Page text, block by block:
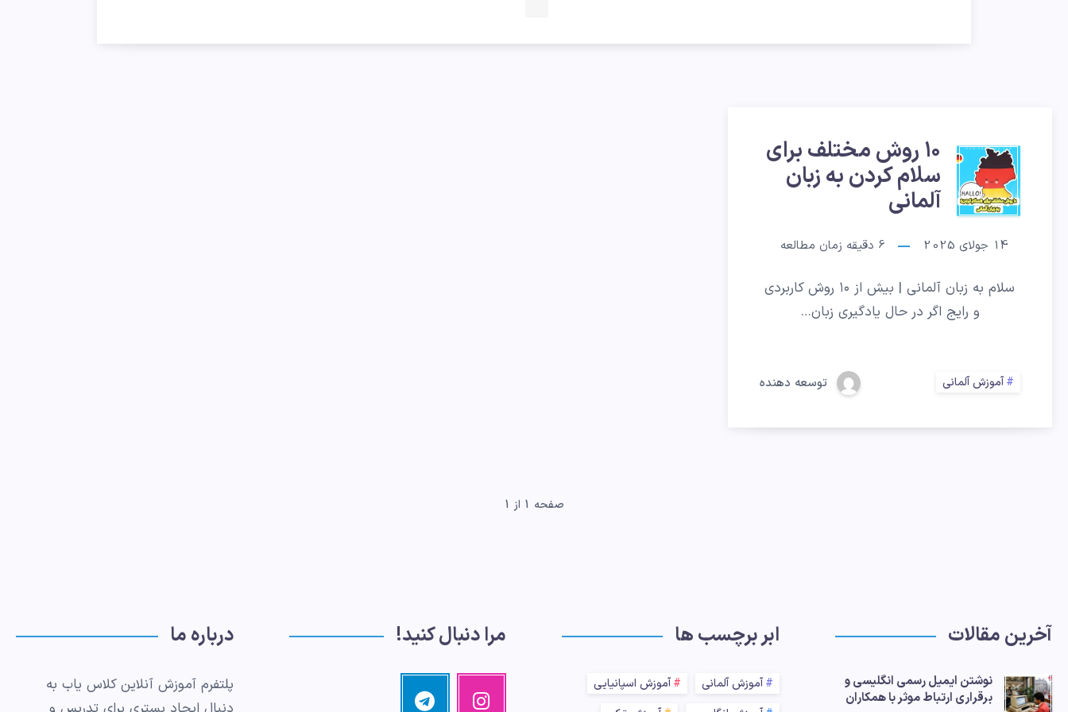
۱۰
روش
مختلف
برای
سلام
به
زبان
۱۰ روش مختلف برای
سلام کردن به زبان
آلمانی
14 جولای 2025 6 دقیقه زمان مطالعه
سلام به زبان آلمانی | بیش از ۱۰ روش کاربردی
و رایج اگر در حال یادگیری زبان…
آموزش آلمانی توسعه دهنده
صفحه 1 از 1
آخرین مقالات
نوشتن ایمیل رسمی انگلیسی و
برقراری ارتباط موثر با همکاران
ابر برچسب ها
آموزش آلمانی
آموزش اسپانیایی
مرا دنبال کنید!
اینستاگرام
تصاویر
تلگرام
درباره ما
پلتفرم آموزش آنلاین کلاس یاب به